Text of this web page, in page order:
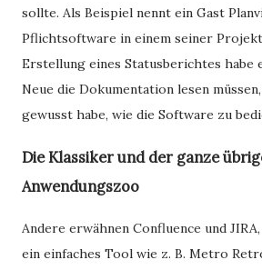
sollte. Als Beispiel nennt ein Gast
Pflichtsoftware in einem seiner
Erstellung eines Statusberichtes habe
Neue die Dokumentation lesen
gewusst habe, wie die Software zu
Die Klassiker und der ganze
Anwendungszoo
Andere erwähnen Confluence und
ein einfaches Tool wie z. B. Metro